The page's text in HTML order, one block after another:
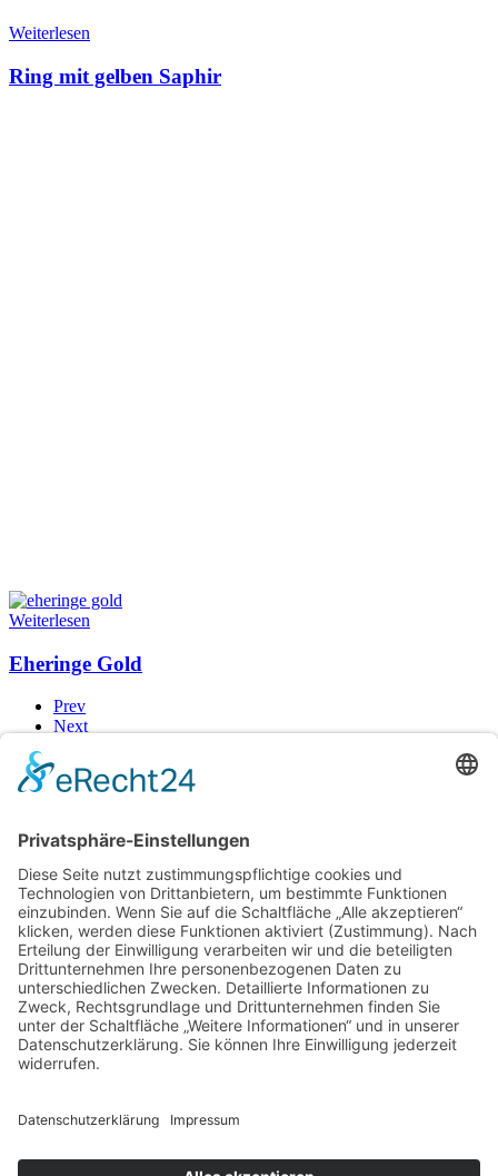
Weiterlesen
Ring mit gelben Saphir
Weiterlesen
Eheringe Gold
Prev
Next
FAQ
wir deine Ideen, das gewünschte Material und das
Budget. Danach erstelle ich Entwürfe. Erst wenn alles
perfekt zu dir passt, beginne ich mit der
handwerklichen Umsetzung am Werktisch.
Fertigst du individuelle Eheringe an?
Ja, Eheringe sind eine meiner größten Leidenschaften.
Wir erarbeiten gemeinsam das Design, das euch ein
Leben lang begleitet – von schlicht und klassisch bis
hin zu völlig individuellen Strukturen.
Können alte Schmuckstücke umgearbeitet werden?
emotionalen Wert. Ich schmelze vorhandenes Gold